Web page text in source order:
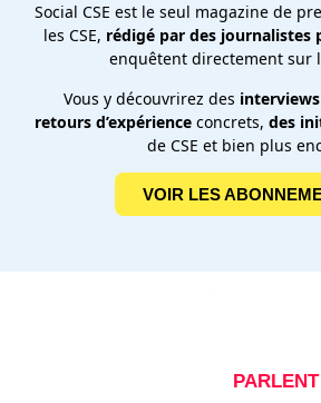
Social CSE est le seul magazine de
les CSE, rédigé par des journalistes
enquêtent directement sur
Vous y découvrirez des interviews
retours d’expérience concrets, des
de CSE et bien plus
VOIR LES